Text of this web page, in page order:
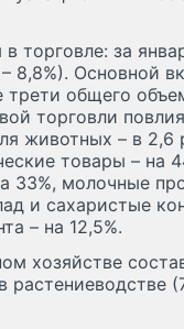
торговле: за
8,8%). Основной
трети общего
торговли
животных – в 2,6
товары – на
33%, молочные
и сахаристые
– на 12,5%.
хозяйстве